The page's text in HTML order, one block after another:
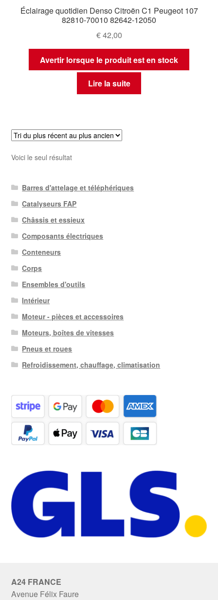
Éclairage quotidien Denso Citroën C1 Peugeot 107
82810-70010 82642-12050
€42,00
Avertir lorsque le produit est en stock
Lire la suite
Voici le seul résultat
Barres d'attelage et téléphériques
Catalyseurs FAP
Châssis et essieux
Composants électriques
Conteneurs
Corps
Ensembles d'outils
Intérieur
Moteur - pièces et accessoires
Moteurs, boîtes de vitesses
Pneus et roues
Refroidissement, chauffage, climatisation
A24 FRANCE
Avenue Félix Faure